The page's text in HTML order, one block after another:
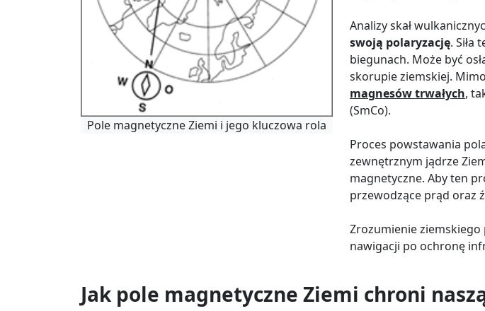
Pole magnetyczne Ziemi i jego kluczowa rola
Analizy skał
swoją polaryzację. Siła
biegunach. Może być
skorupie ziemskiej.
magnesów trwałych,
(SmCo).
Proces powstawania
zewnętrznym jądrze
magnetyczne. Aby ten
przewodzące prąd oraz
Zrozumienie
nawigacji po ochronę
Jak pole magnetyczne Ziemi chroni